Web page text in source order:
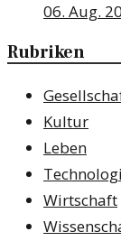
06. Aug.
Rubriken
Kultur
Leben
Wirtschaft